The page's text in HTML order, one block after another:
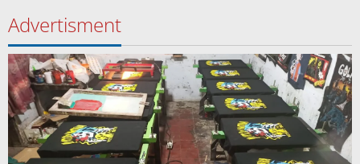
Advertisment